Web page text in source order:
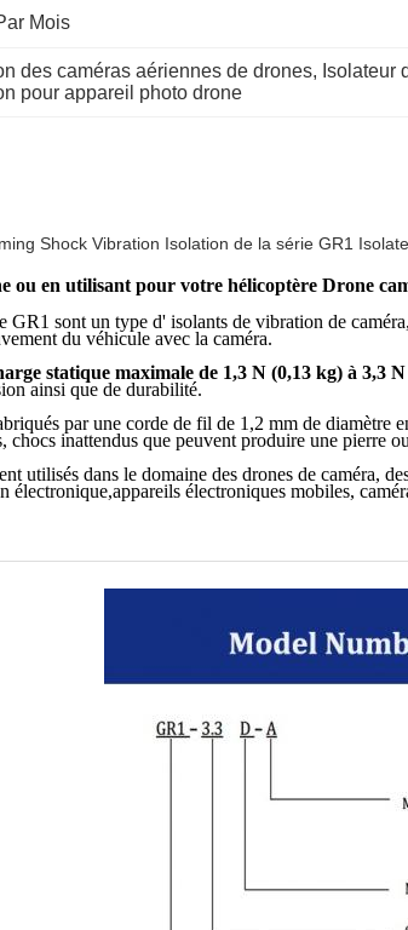
Mois
des caméras aériennes de drones, Isolateur
pour appareil photo drone
Shock Vibration Isolation de la série GR1
ou en utilisant pour votre hélicoptère Drone
GR1 sont un type d' isolants de vibration de
du véhicule avec la caméra.
statique maximale de 1,3 N (0,13 kg) à 3,3
ainsi que de durabilité.
par une corde de fil de 1,2 mm de
chocs inattendus que peuvent produire une pierre
utilisés dans le domaine des drones de caméra,
électroniques mobiles,